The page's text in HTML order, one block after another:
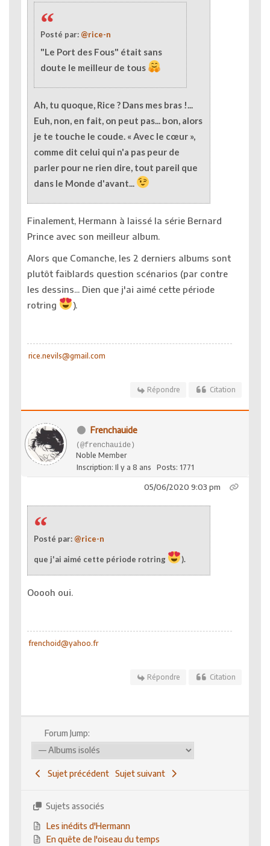
Posté par: @rice-n
"Le Port des Fous" était sans
doute le meilleur de tous
Ah, tu quoque, Rice ? Dans mes bras !...
Euh, non, en fait, on peut pas... bon, alors
je te touche le coude. « Avec le cœur »,
comme dit celui qui n'a pas peur de
parler pour ne rien dire, tout pareil que
dans le Monde d'avant...
Finalement, Hermann à laissé la série Bernard
Prince avec son meilleur album.
Alors que Comanche, les 2 derniers albums sont
plutôt faiblards question scénarios (par contre
les dessins... Dien que j'ai aimé cette période
rotring
).
rice.nevils@gmail.com
Répondre Citation
Frenchauide
(@frenchauide)
Noble Member
Inscription: Il y a 8 ans
Posts: 1771
05/06/2020 9:03 pm
Posté par: @rice-n
que j'ai aimé cette période rotring ).
Ooooh oui.
frenchoid@yahoo.fr
Répondre Citation
Forum Jump:
Sujet précédent Sujet suivant
Sujets associés
Les inédits d'Hermann
En quête de l'oiseau du temps